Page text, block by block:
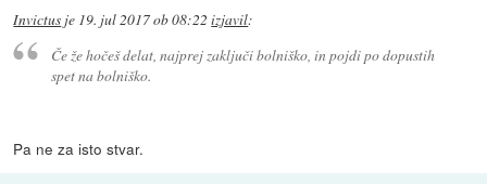
Invictus je 19. jul 2017 ob 08:22 izjavil:
Če že hočeš delat, najprej zaključi bolniško, in pojdi po dopustih
spet na bolniško.
Pa ne za isto stvar.